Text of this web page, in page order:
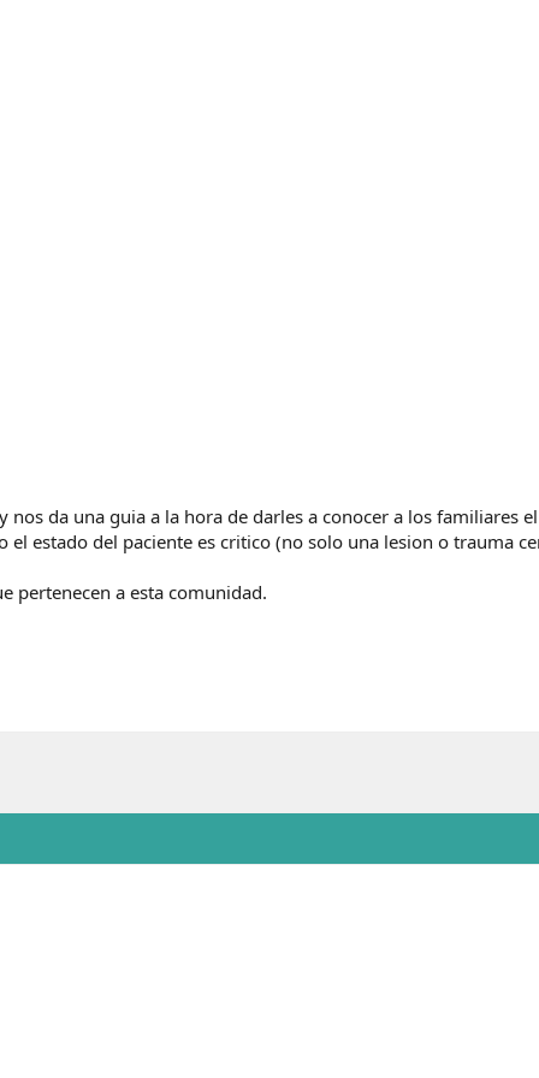
da una guia a la hora de darles a conocer a los familiares
estado del paciente es critico (no solo una lesion o trauma
pertenecen a esta comunidad.